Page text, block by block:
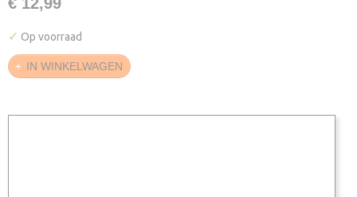
✓ Op voorraad
IN WINKELWAGEN